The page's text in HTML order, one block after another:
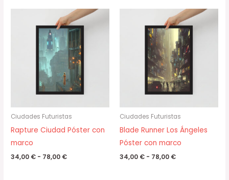
Ciudades Futuristas
Rapture Ciudad Póster con
marco
34,00 € - 78,00 €
Rango
de
precios:
34,00 €
hasta
78,00 €
Ciudades Futuristas
Blade Runner Los Ángeles
Póster con marco
34,00 € - 78,00 €
Rango
de
precios:
desde
34,00 €
hasta
78,00 €